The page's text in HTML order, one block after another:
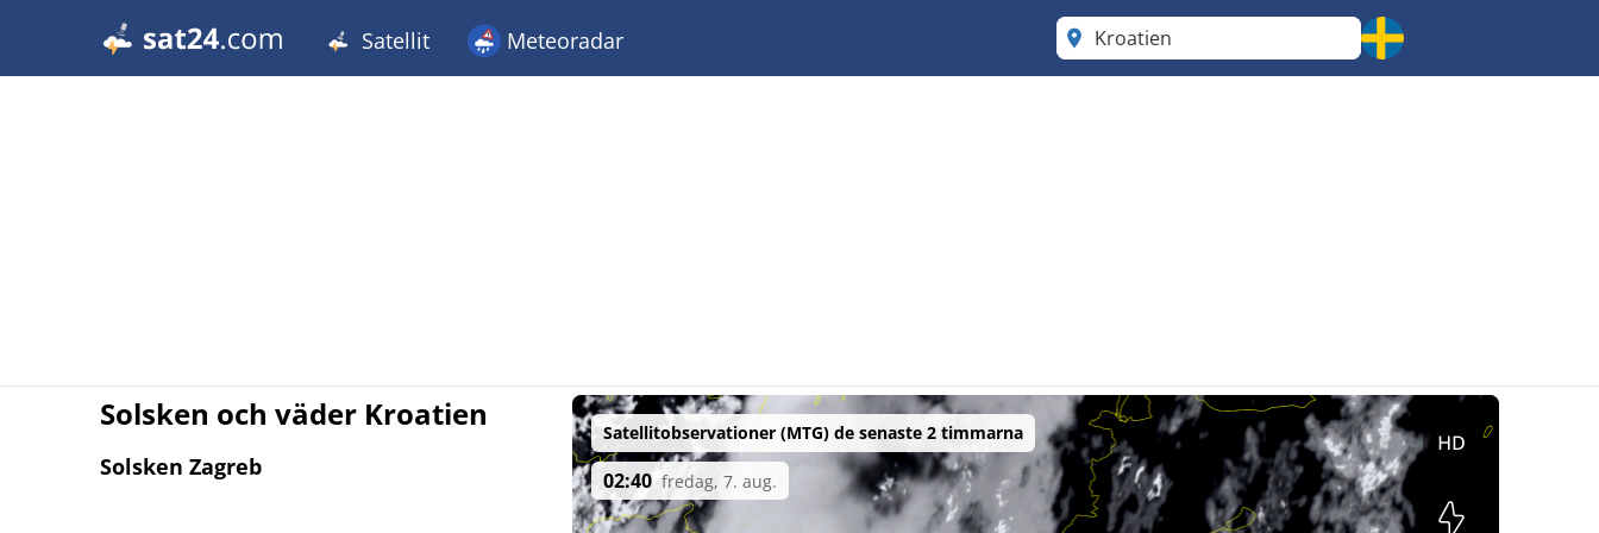
Satellit Meteoradar Kroatien
Solsken och väder Kroatien
Solsken Zagreb
Satellitobservationer (MTG) de senaste 2 timmarna
02:40 fredag, 7. aug.